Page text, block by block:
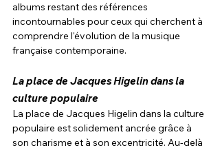
albums restant des références
incontournables pour ceux qui cherchent à
comprendre l'évolution de la musique
française contemporaine.
La place de Jacques Higelin dans la
culture populaire
La place de Jacques Higelin dans la culture
populaire est solidement ancrée grâce à
son charisme et à son excentricité. Au-delà